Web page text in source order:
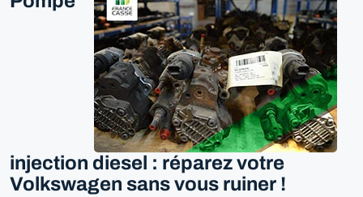
injection diesel : réparez votre
Volkswagen sans vous ruiner !